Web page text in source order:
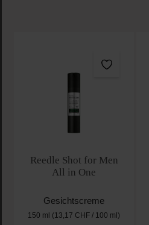
Reedle Shot for Men
All in One
Gesichtscreme
150 ml (13,17 CHF / 100 ml)